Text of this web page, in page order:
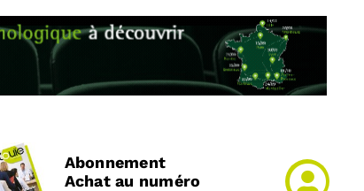
Abonnement
Achat au numéro